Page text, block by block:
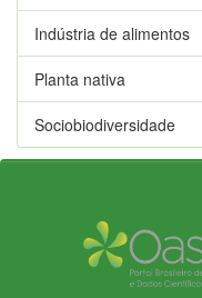
Indústria de alimentos
Planta nativa
Sociobiodiversidade